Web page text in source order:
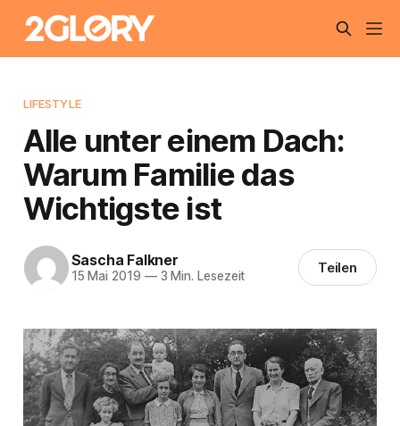
LIFESTYLE
Alle unter einem Dach:
Warum Familie das
Wichtigste ist
Sascha Falkner
15 Mai 2019 —3 Min. Lesezeit Teilen